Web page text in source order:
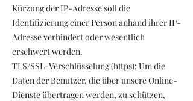
Kürzung der IP-Adresse soll die
Identifizierung einer Person anhand ihrer IP-
Adresse verhindert oder wesentlich
erschwert werden.
TLS/SSL-Verschlüsselung (https): Um die
Daten der Benutzer, die über unsere Online-
Dienste übertragen werden, zu schützen,